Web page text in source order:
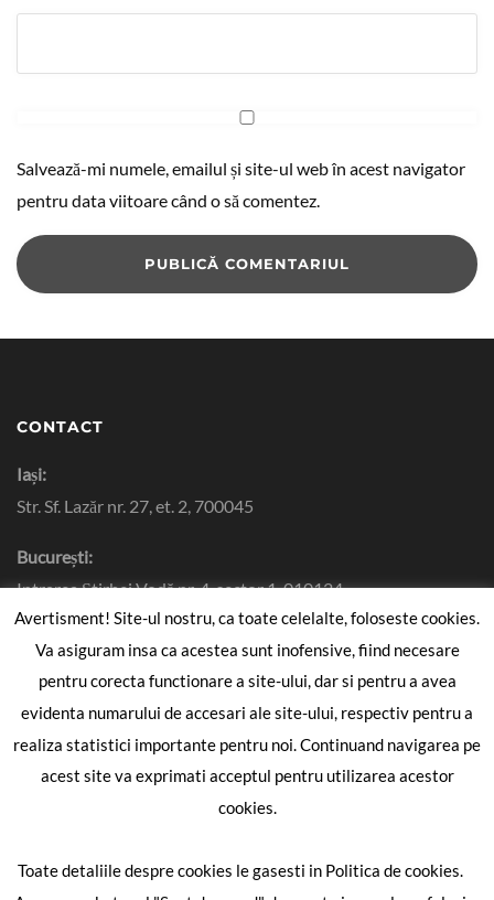
Salvează-mi numele, emailul și site-ul web în acest navigator
pentru data viitoare când o să comentez.
CONTACT
Iași:
Str. Sf. Lazăr nr. 27, et. 2, 700045
București:
Intrarea Știrbei Vodă nr. 4, sector 1, 010124
+40 727 349 369
+40 332 408 998
contact@avocatmitoseriu.ro
URMĂREȘTE ȘI
Internet Technologies
Avertisment! Site-ul nostru, ca toate celelalte, foloseste cookies.
Va asiguram insa ca acestea sunt inofensive, fiind necesare
pentru corecta functionare a site-ului, dar si pentru a avea
evidenta numarului de accesari ale site-ului, respectiv pentru a
realiza statistici importante pentru noi. Continuand navigarea pe
acest site va exprimati acceptul pentru utilizarea acestor
cookies.
Toate detaliile despre cookies le gasesti in Politica de cookies.